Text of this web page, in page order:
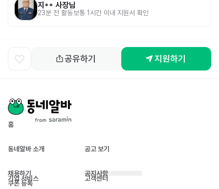
지** 사장님
23분 전 활동보통 1시간 이내 지원서 확인
공유하기 지원하기
홈
동네알바 소개 공고 보기
채용하기
기업 서비스
쿠폰 등록
공지사항
고객센터